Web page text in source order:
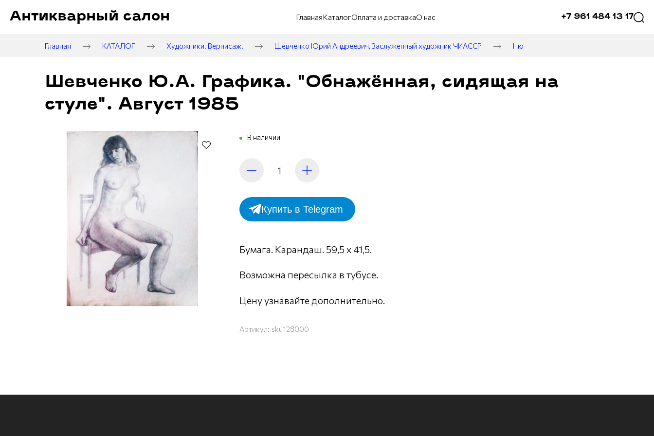
Антикварный салон ГлавнаяКаталогОплата и доставкаО нас +7 961 484 13 17
Главная КАТАЛОГ Художники. Вернисаж. Шевченко Юрий Андреевич, Заслуженный художник ЧИАССР Ню
Шевченко Ю.А. Графика. "Обнажённая, сидящая на
стуле". Август 1985
В наличии
Купить в Telegram
Бумага. Карандаш. 59,5 х 41,5.
Возможна пересылка в тубусе.
Цену узнавайте дополнительно.
Артикул: sku128000